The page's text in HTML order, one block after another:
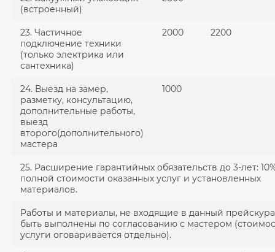
(встроенный)
23. Частичное
подключение техники
(только электрика или
сантехника)
2000 2200
24. Выезд на замер,
разметку, консультацию,
дополнительные работы,
выезд
второго(дополнительного)
мастера
1000
25. Расширение гарантийных обязательств до 3-лет:
полной стоимости оказанных услуг и установленных
материалов.
Работы и материалы, не входящие в данный
быть выполнены по согласованию с мастером
услуги оговаривается отдельно).